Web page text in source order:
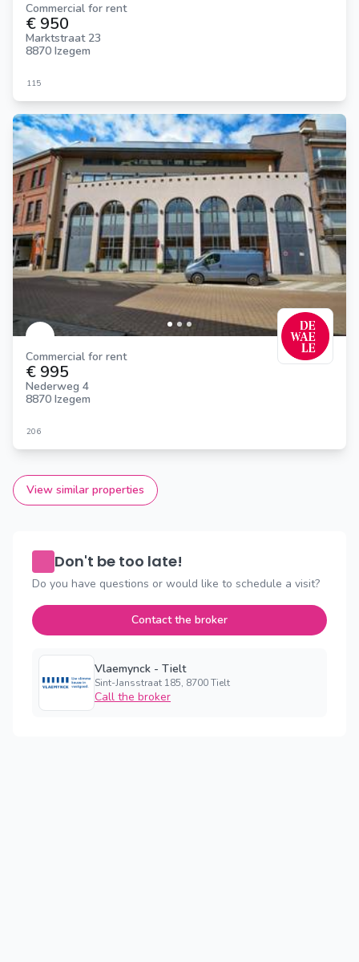
Commercial for rent
€ 950
Marktstraat 23
8870 Izegem
115
Commercial for rent
€ 995
Nederweg 4
8870 Izegem
206
View similar properties
Don't be too late!
Do you have questions or would like to schedule a visit?
Contact the broker
Vlaemynck - Tielt
Sint-Jansstraat 185, 8700 Tielt
Call the broker